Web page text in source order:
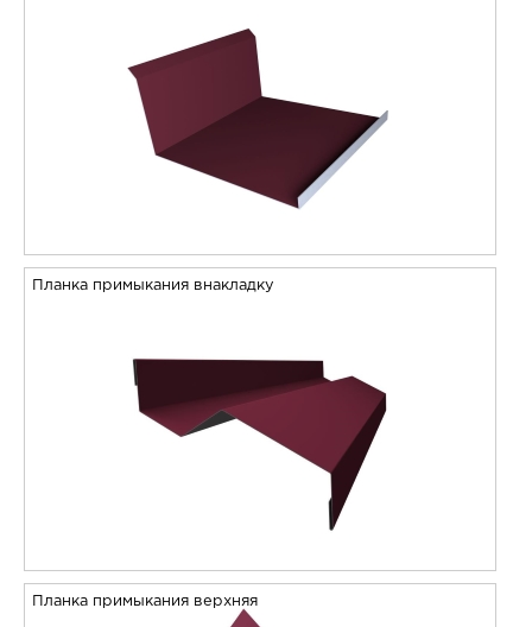
Планка примыкания внакладку
Планка примыкания верхняя